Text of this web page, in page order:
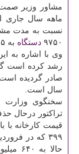
۹۷۵۰ دستگاه به ۱۴۶۲۵ دستگاه تراکتور رسید.
وی با اشاره به
سال است.
سخنگوی وزارت
تراکتور درحال
قیمت کارخانه با